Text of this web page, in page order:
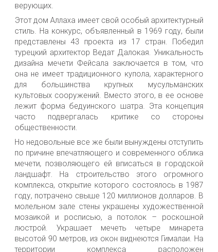
верующих.
Этот дом Аллаха имеет свой особый архитектурный
стиль. На конкурс, объявленный в 1969 году, были
представлены 43 проекта из 17 стран. Победил
турецкий архитектор Ведат Далокая. Уникальность
дизайна мечети Фейсала заключается в том, что
она не имеет традиционного купола, характерного
для большинства крупных мусульманских
культовых сооружений . Вместо этого, в ее основе
лежит форма бедуинского шатра. Эта концепция
часто подвергалась критике со стороны
общественности
Но недовольные все же были вынуждены отступить
по причине впечатляющего и современного облика
мечети, позволяющего ей вписаться в городской
ландшафт. На строительство этого огромного
комплекса, открытие которого состоялось в 1987
году, потрачено свыше 120 миллионов долларов. В
молельном зале стены украшены художественной
мозаикой и росписью, а потолок – роскошной
люстрой. Украшает мечеть четыре минарета
высотой 90 метров, из окон виднеются Гималаи. На
территории комплекса расположен